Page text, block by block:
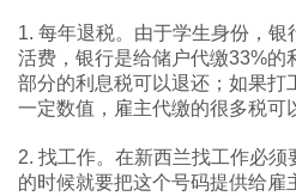
1. 每年退税。由于学生身份，
活费，银行是给储户代缴33%的
部分的利息税可以退还；如果打
一定数值，雇主代缴的很多税可
2. 找工作。在新西兰找工作必须
的时候就要把这个号码提供给雇